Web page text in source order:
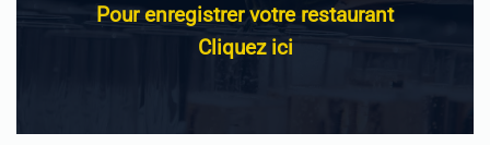
Pour enregistrer votre restaurant
Cliquez ici